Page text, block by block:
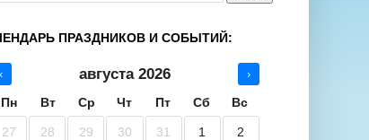
ПРАЗДНИКОВ И СОБЫТИЙ:
‹ августа 2026 ›
Пн Вт Ср Чт Пт Сб Вс
27 28 29 30 31 1 2